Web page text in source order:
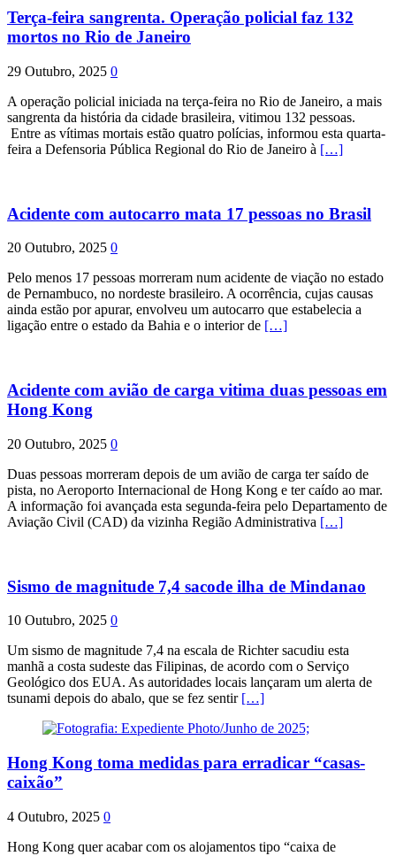
Terça-feira sangrenta. Operação policial faz 132
mortos no Rio de Janeiro
29 Outubro, 2025 0
A operação policial iniciada na terça-feira no Rio de Janeiro, a mais
sangrenta da história da cidade brasileira, vitimou 132 pessoas.
Entre as vítimas mortais estão quatro polícias, informou esta quarta-
feira a Defensoria Pública Regional do Rio de Janeiro à […]
Acidente com autocarro mata 17 pessoas no Brasil
20 Outubro, 2025 0
Pelo menos 17 pessoas morreram num acidente de viação no estado
de Pernambuco, no nordeste brasileiro. A ocorrência, cujas causas
ainda estão por apurar, envolveu um autocarro que estabelecia a
ligação entre o estado da Bahia e o interior de […]
Acidente com avião de carga vitima duas pessoas em
Hong Kong
20 Outubro, 2025 0
Duas pessoas morreram depois de um avião de carga ter saído de
pista, no Aeroporto Internacional de Hong Kong e ter caído ao mar.
A informação foi avançada esta segunda-feira pelo Departamento de
Aviação Civil (CAD) da vizinha Região Administrativa […]
Sismo de magnitude 7,4 sacode ilha de Mindanao
10 Outubro, 2025 0
Um sismo de magnitude 7,4 na escala de Richter sacudiu esta
manhã a costa sudeste das Filipinas, de acordo com o Serviço
Geológico dos EUA. As autoridades locais lançaram um alerta de
tsunami depois do abalo, que se fez sentir […]
Hong Kong toma medidas para erradicar “casas-
caixão”
4 Outubro, 2025 0
Hong Kong quer acabar com os alojamentos tipo “caixa de